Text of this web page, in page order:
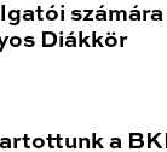
számára
Diákkör
a